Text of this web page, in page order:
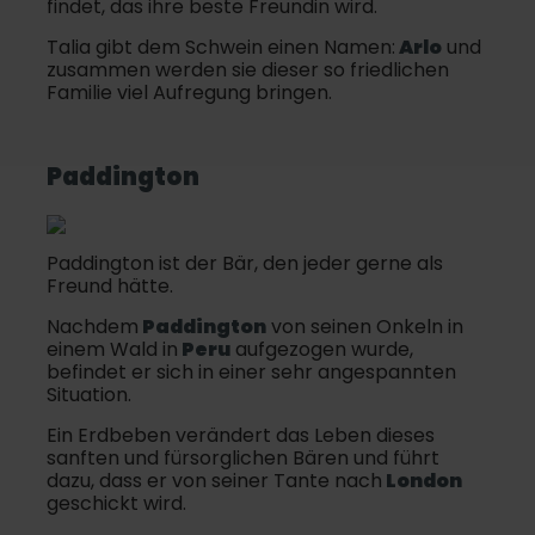
findet, das ihre beste Freundin wird.
Talia gibt dem Schwein einen Namen:Arlo und
zusammen werden sie dieser so friedlichen
Familie viel Aufregung bringen.
Paddington
Paddington ist der Bär, den jeder gerne als
Freund hätte.
Nachdem Paddingtonvon seinen Onkeln in
einem Wald in Peru aufgezogen wurde,
befindet er sich in einer sehr angespannten
Situation.
Ein Erdbeben verändert das Leben dieses
sanften und fürsorglichen Bären und führt
dazu, dass er von seiner Tante nach London
geschickt wird.